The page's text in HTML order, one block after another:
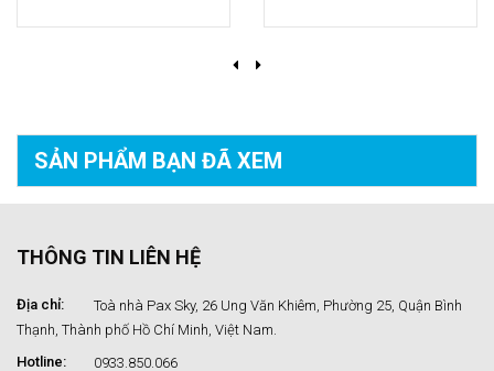
SẢN PHẨM BẠN ĐÃ XEM
THÔNG TIN LIÊN HỆ
Địa chỉ:
Toà nhà Pax Sky, 26 Ung Văn Khiêm, Phường 25, Quận Bình
Thạnh, Thành phố Hồ Chí Minh, Việt Nam.
Hotline:
0933.850.066